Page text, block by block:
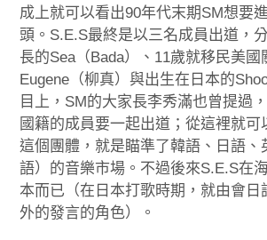
成上就可以看出90年代末期SM想要
頭。S.E.S最終是以三名成員出道，
長的Sea（Bada）、11歲就移民美國
Eugene（柳真）與出生在日本的
目上，SM的大家長李秀滿也曾提過
國籍的成員要一起出道；從這裡就可
這個團體，就是瞄準了韓語、日語、
語）的音樂市場。不過後來S.E.S在
本而已（在日本打歌時期，就由會日
外的發言的角色）。